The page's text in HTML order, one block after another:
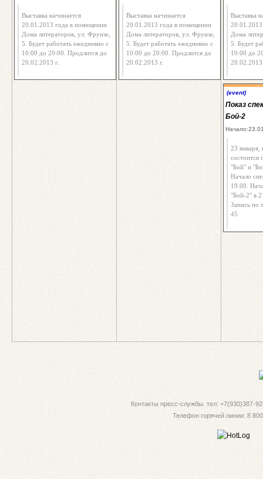
Выставка начинается
20.01.2013 года в помещении
Дома литераторов, ул. Фрунзе,
5. Будет работать ежедневно с
10:00 до 20:00. Продлится до
20.02.2013 г.
Выставка начинается
20.01.2013 года в помещении
Дома литераторов, ул. Фрунзе,
5. Будет работать ежедневно с
10:00 до 20:00. Продлится до
20.02.2013 г.
Выставка
Дома
5. Будет
10:00 до
20.02.2013
(event)
Показ
Бой-2
23 января,
состоится
"Бой" и
Начало
19.00.
"Бой-2" в
Запись по
45
Контакты пресс-службы. тел: +7(930)387-
Телефон горячей линии: 8